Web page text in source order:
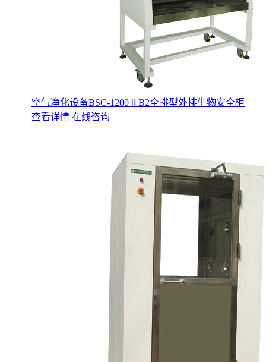
空气净化设备BSC-1200ⅡB2全排型外排生物安全柜
查看详情 在线咨询